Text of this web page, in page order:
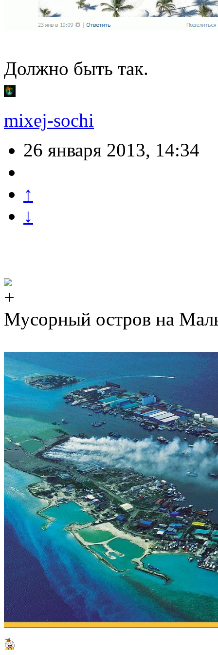
Должно быть так.
mixej-sochi
26 января 2013, 14:34
↑
↓
Мусорный остров на